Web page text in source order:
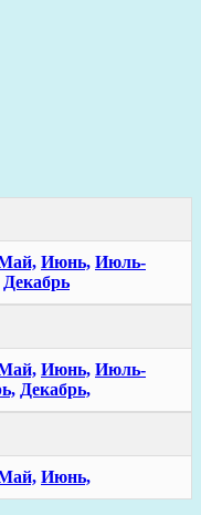
Июнь, Июль-
Декабрь
Июнь, Июль-
Декабрь,
Июнь,